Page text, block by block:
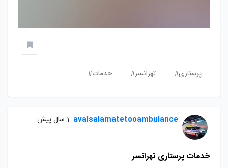
پرستاری# تهرانسر# خدمات#
avalsalamatetooambulance 1 سال پیش
خدمات پرستاری تهرانسر